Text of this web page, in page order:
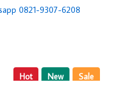
0821-9307-6208
Hot New Sale